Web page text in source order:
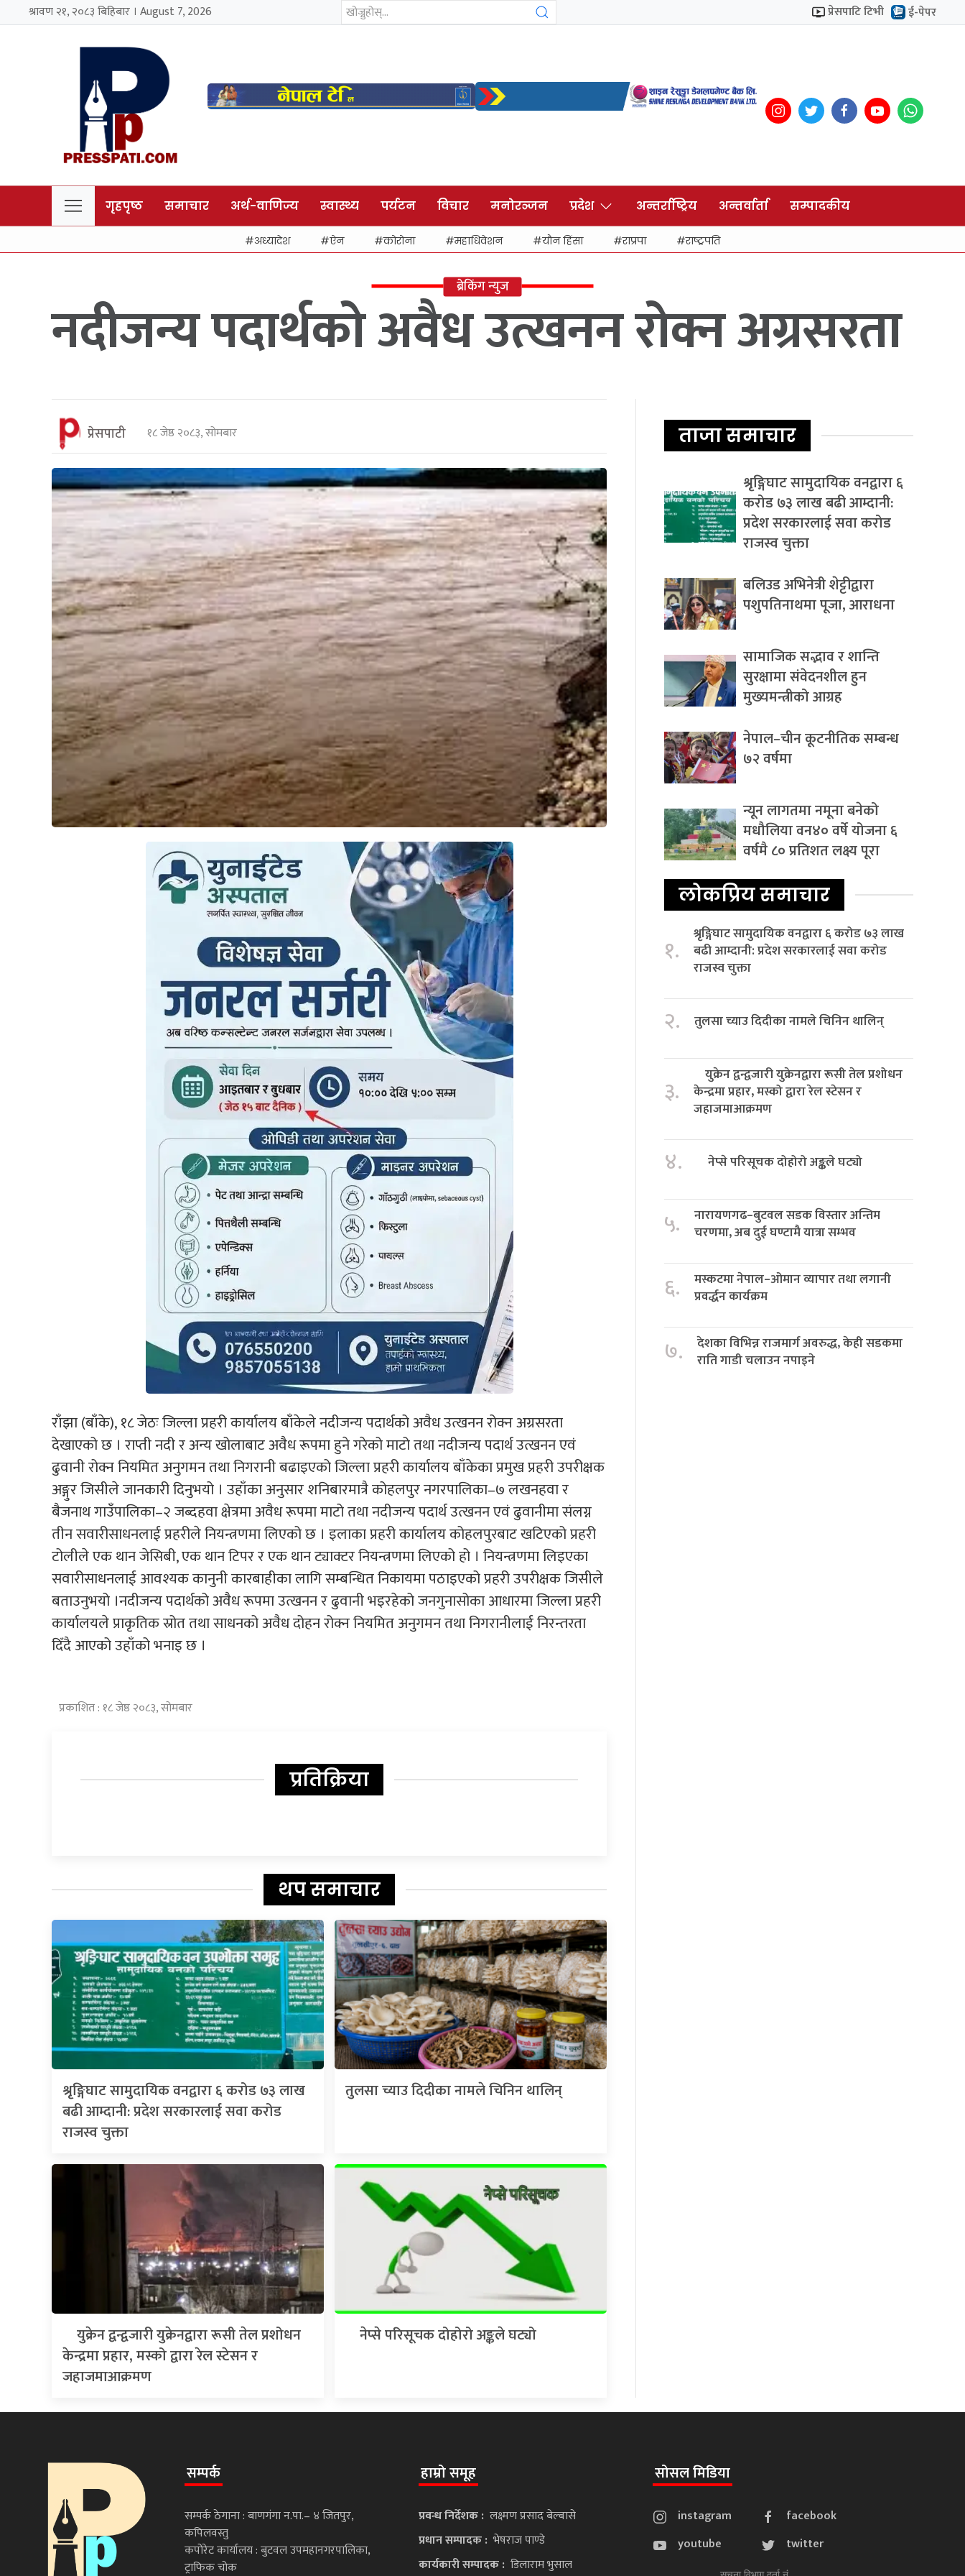
श्रावण २१, २०८३ बिहिबार । August 7, 2026 प्रेसपाटि टिभी ई-पेपर
गृहपृष्ठ समाचार अर्थ-वाणिज्य स्वास्थ्य पर्यटन विचार मनोरञ्जन प्रदेश अन्तर्राष्ट्रिय अन्तर्वार्ता सम्पादकीय
अध्यादेश ऐन कोरोना महाधिवेशन यौन हिंसा राप्रपा राष्ट्रपति
ब्रेकिंग न्युज
नदीजन्य पदार्थको अवैध उत्खनन रोक्न अग्रसरता
प्रेसपाटी १८ जेष्ठ २०८३, सोमबार
राँझा (बाँके), १८ जेठः जिल्ला प्रहरी कार्यालय बाँकेले नदीजन्य पदार्थको अवैध उत्खनन रोक्न अग्रसरता
देखाएको छ । राप्ती नदी र अन्य खोलाबाट अवैध रूपमा हुने गरेको माटो तथा नदीजन्य पदार्थ उत्खनन एवं
ढुवानी रोक्न नियमित अनुगमन तथा निगरानी बढाइएको जिल्ला प्रहरी कार्यालय बाँकेका प्रमुख प्रहरी उपरीक्षक
अङ्गुर जिसीले जानकारी दिनुभयो । उहाँका अनुसार शनिबारमात्रै कोहलपुर नगरपालिका–७ लखनहवा र
बैजनाथ गाउँपालिका–२ जब्दहवा क्षेत्रमा अवैध रूपमा माटो तथा नदीजन्य पदार्थ उत्खनन एवं ढुवानीमा संलग्न
तीन सवारीसाधनलाई प्रहरीले नियन्त्रणमा लिएको छ । इलाका प्रहरी कार्यालय कोहलपुरबाट खटिएको प्रहरी
टोलीले एक थान जेसिबी, एक थान टिपर र एक थान ट्याक्टर नियन्त्रणमा लिएको हो । नियन्त्रणमा लिइएका
सवारीसाधनलाई आवश्यक कानुनी कारबाहीका लागि सम्बन्धित निकायमा पठाइएको प्रहरी उपरीक्षक जिसीले
बताउनुभयो ।नदीजन्य पदार्थको अवैध रूपमा उत्खनन र ढुवानी भइरहेको जनगुनासोका आधारमा जिल्ला प्रहरी
कार्यालयले प्राकृतिक स्रोत तथा साधनको अवैध दोहन रोक्न नियमित अनुगमन तथा निगरानीलाई निरन्तरता
दिँदै आएको उहाँको भनाइ छ ।
प्रकाशित : १८ जेष्ठ २०८३, सोमबार
प्रतिक्रिया
थप समाचार
श्रृङ्गिघाट सामुदायिक वनद्वारा ६ करोड ७३ लाख
बढी आम्दानी: प्रदेश सरकारलाई सवा करोड
राजस्व चुक्ता
तुलसा च्याउ दिदीका नामले चिनिन थालिन्
युक्रेन द्वन्द्वजारी युक्रेनद्वारा रूसी तेल प्रशोधन
केन्द्रमा प्रहार, मस्को द्वारा रेल स्टेसन र
जहाजमाआक्रमण
नेप्से परिसूचक दोहोरो अङ्कले घट्यो
ताजा समाचार
श्रृङ्गिघाट सामुदायिक वनद्वारा ६
करोड ७३ लाख बढी आम्दानी:
प्रदेश सरकारलाई सवा करोड
राजस्व चुक्ता
बलिउड अभिनेत्री शेट्टीद्वारा
पशुपतिनाथमा पूजा, आराधना
सामाजिक सद्भाव र शान्ति
सुरक्षामा संवेदनशील हुन
मुख्यमन्त्रीको आग्रह
नेपाल–चीन कूटनीतिक सम्बन्ध
७२ वर्षमा
न्यून लागतमा नमूना बनेको
मधौलिया वन४० वर्षे योजना ६
वर्षमै ८० प्रतिशत लक्ष्य पूरा
लोकप्रिय समाचार
१.
श्रृङ्गिघाट सामुदायिक वनद्वारा ६ करोड ७३ लाख
बढी आम्दानी: प्रदेश सरकारलाई सवा करोड
राजस्व चुक्ता
२. तुलसा च्याउ दिदीका नामले चिनिन थालिन्
३.
युक्रेन द्वन्द्वजारी युक्रेनद्वारा रूसी तेल प्रशोधन
केन्द्रमा प्रहार, मस्को द्वारा रेल स्टेसन र
जहाजमाआक्रमण
४. नेप्से परिसूचक दोहोरो अङ्कले घट्यो
५.
नारायणगढ–बुटवल सडक विस्तार अन्तिम
चरणमा, अब दुई घण्टामै यात्रा सम्भव
६.
मस्कटमा नेपाल–ओमान व्यापार तथा लगानी
प्रवर्द्धन कार्यक्रम
७.
देशका विभिन्न राजमार्ग अवरुद्ध, केही सडकमा
राति गाडी चलाउन नपाइने
सम्पर्क
सम्पर्क ठेगाना : बाणगंगा न.पा.– ४ जितपुर,
कपिलवस्तु
कपोरेट कार्यालय : बुटवल उपमहानगरपालिका,
ट्राफिक चोक
हाम्रो समूह
प्रवन्ध निर्देशक :लक्ष्मण प्रसाद बेल्बासे
प्रधान सम्पादक :भेषराज पाण्डे
कार्यकारी सम्पादक :डिलाराम भुसाल
सोसल मिडिया
instagram
facebook
youtube
twitter